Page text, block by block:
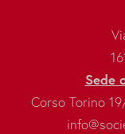
Sede
Corso Torino